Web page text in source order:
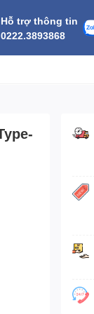
Hỗ trợ thông tin
0222.3893868